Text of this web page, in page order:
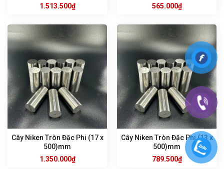
1.513.500₫
565.000₫
Cây Niken Tròn Đặc Phi (17 x
500)mm
1.350.000₫
Cây Niken Tròn Đặc Phi (13 x
500)mm
789.500₫